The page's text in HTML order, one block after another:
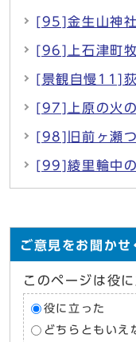
[95]金生山神
[96]上石津町
[景観自慢11]
[97]上原の火
[98]旧前ヶ瀬
[99]綾里輪中
ご意見をお聞かせ
このページは役
役に立った
どちらともいえ